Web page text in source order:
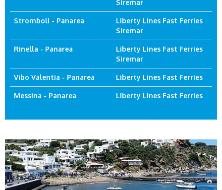
Siremar
Stromboli - Panarea
Liberty Lines Fast Ferries
Siremar
Rinella - Panarea
Liberty Lines Fast Ferries
Siremar
Vibo Valentia - Panarea Liberty Lines Fast Ferries
Messina - Panarea Liberty Lines Fast Ferries